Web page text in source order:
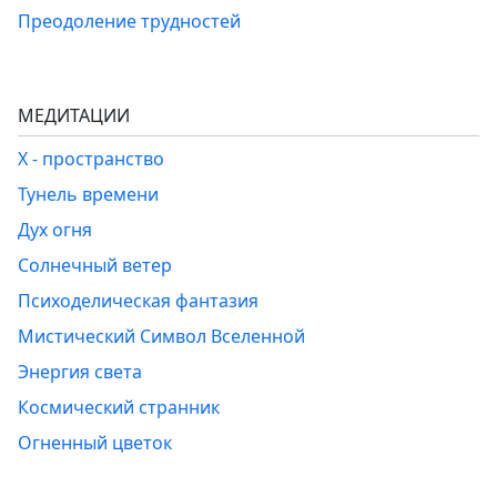
Преодоление трудностей
МЕДИТАЦИИ
Х - пространство
Тунель времени
Дух огня
Солнечный ветер
Психоделическая фантазия
Мистический Символ Вселенной
Энергия света
Космический странник
Огненный цветок